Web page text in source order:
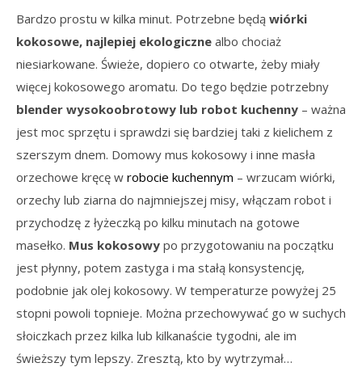
Bardzo prostu w kilka minut. Potrzebne będą wiórki
kokosowe, najlepiej ekologiczne albo chociaż
niesiarkowane. Świeże, dopiero co otwarte, żeby miały
więcej kokosowego aromatu. Do tego będzie potrzebny
blender wysokoobrotowy lub robot kuchenny – ważna
jest moc sprzętu i sprawdzi się bardziej taki z kielichem z
szerszym dnem. Domowy mus kokosowy i inne masła
orzechowe kręcę w robocie kuchennym – wrzucam wiórki,
orzechy lub ziarna do najmniejszej misy, włączam robot i
przychodzę z łyżeczką po kilku minutach na gotowe
masełko. Mus kokosowy po przygotowaniu na początku
jest płynny, potem zastyga i ma stałą konsystencję,
podobnie jak olej kokosowy. W temperaturze powyżej 25
stopni powoli topnieje. Można przechowywać go w suchych
słoiczkach przez kilka lub kilkanaście tygodni, ale im
świeższy tym lepszy. Zresztą, kto by wytrzymał…